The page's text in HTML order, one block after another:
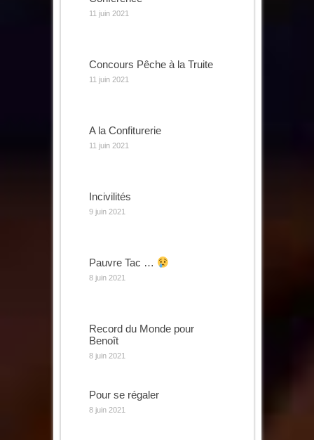
11 juin 2021
Concours Pêche à la Truite
11 juin 2021
A la Confiturerie
11 juin 2021
Incivilités
9 juin 2021
Pauvre Tac …
8 juin 2021
Record du Monde pour
Benoît
8 juin 2021
Pour se régaler
8 juin 2021